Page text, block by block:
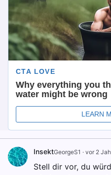
InsektGeorgeS1 · vor 2
Stell dir vor, du